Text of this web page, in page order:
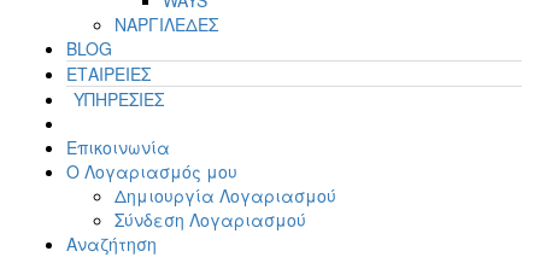
ΝΑΡΓΙΛΕΔΕΣ
BLOG
ΕΤΑΙΡΕΙΕΣ
ΥΠΗΡΕΣΙΕΣ
Επικοινωνία
Ο Λογαριασμός μου
Δημιουργία Λογαριασμού
Σύνδεση Λογαριασμού
Αναζήτηση